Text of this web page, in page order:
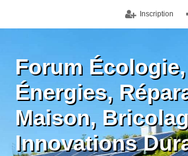
Inscription
Forum Écologie,
Énergies,
Maison,
Innovations